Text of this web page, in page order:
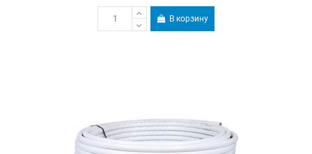
В корзину